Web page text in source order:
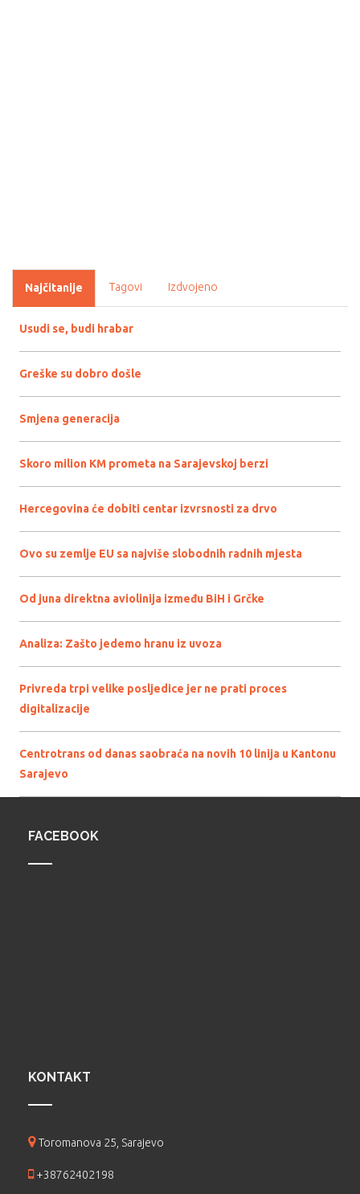
Najčitanije Tagovi Izdvojeno
Usudi se, budi hrabar
Greške su dobro došle
Smjena generacija
Skoro milion KM prometa na Sarajevskoj berzi
Hercegovina će dobiti centar izvrsnosti za drvo
Ovo su zemlje EU sa najviše slobodnih radnih mjesta
Od juna direktna aviolinija između BiH i Grčke
Analiza: Zašto jedemo hranu iz uvoza
Privreda trpi velike posljedice jer ne prati proces
digitalizacije
Centrotrans od danas saobraća na novih 10 linija u Kantonu
Sarajevo
FACEBOOK
KONTAKT
Toromanova 25, Sarajevo
+38762402198